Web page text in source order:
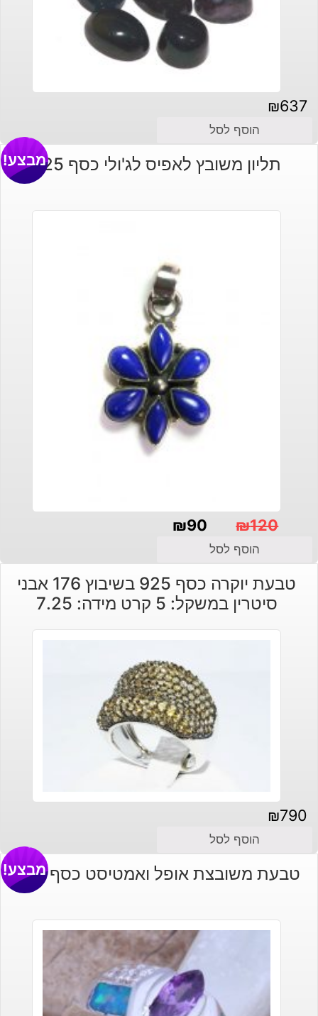
₪637
הוסף לסל
תליון משובץ לאפיס לג'ולי כסף 925 מבצע!
₪120
המקורי
היה:
₪120.
₪90
הנוכחי
הוא:
הוסף לסל
טבעת יוקרה כסף 925 בשיבוץ 176 אבני
סיטרין במשקל: 5 קרט מידה: 7.25
₪790
הוסף לסל
טבעת משובצת אופל ואמטיסט כסף 925מבצע!